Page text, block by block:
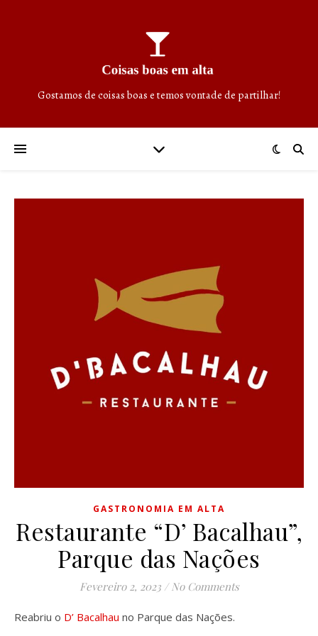
Gostamos de coisas boas e temos vontade de partilhar!
GASTRONOMIA EM ALTA
Restaurante “D’ Bacalhau”,
Parque das Nações
Fevereiro 2, 2023 / No Comments
Reabriu o D’ Bacalhau no Parque das Nações.